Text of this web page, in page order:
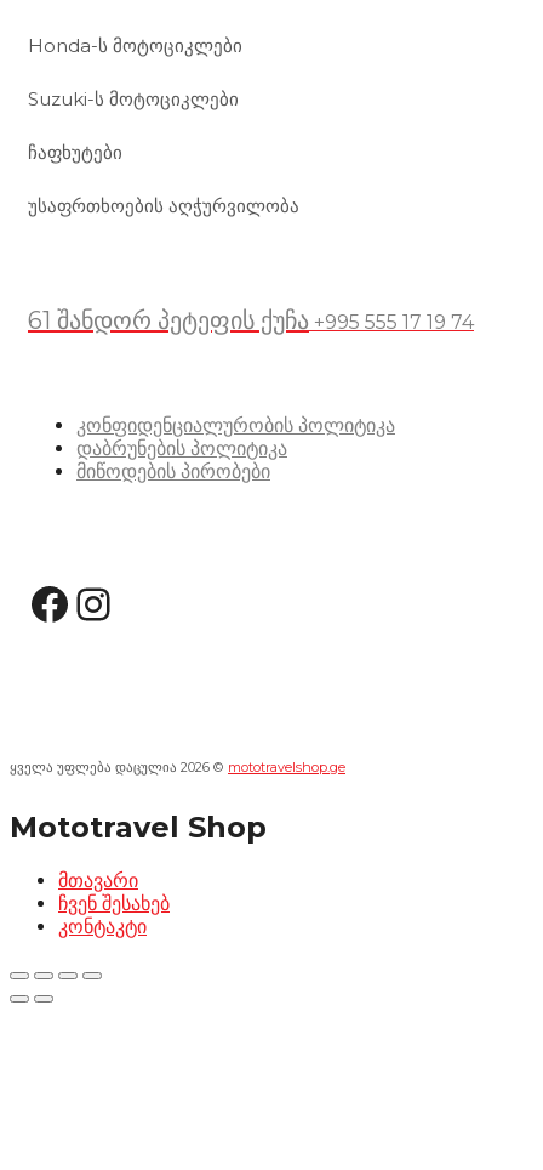
Honda-ს მოტოციკლები
Suzuki-ს მოტოციკლები
ჩაფხუტები
უსაფრთხოების აღჭურვილობა
61 შანდორ პეტეფის ქუჩა +995 555 17 19 74
კონფიდენციალურობის პოლიტიკა
დაბრუნების პოლიტიკა
მიწოდების პირობები
Facebook
Instagram
ყველა უფლება დაცულია 2026 © mototravelshop.ge
Mototravel Shop
მთავარი
ჩვენ შესახებ
კონტაკტი